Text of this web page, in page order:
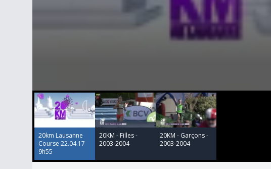
0
seconds
of
32
minutes,
34
secondsVolume
90%
20km Lausanne
Course 22.04.17
9h55
20KM - Filles -
2003-2004
20KM - Garçons -
2003-2004